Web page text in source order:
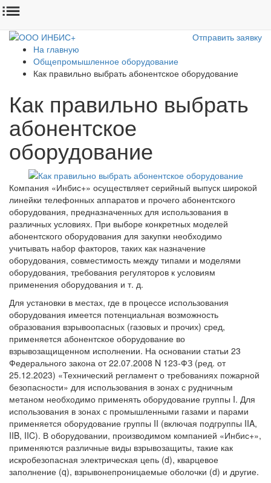
Отправить заявку
На главную
Общепромышленное оборудование
Как правильно выбрать абонентское оборудование
Как правильно выбрать
абонентское
оборудование
Компания «Инбис+» осуществляет серийный выпуск широкой
линейки телефонных аппаратов и прочего абонентского
оборудования, предназначенных для использования в
различных условиях. При выборе конкретных моделей
абонентского оборудования для закупки необходимо
учитывать набор факторов, таких как назначение
оборудования, совместимость между типами и моделями
оборудования, требования регуляторов к условиям
применения оборудования и т. д.
Для установки в местах, где в процессе использования
оборудования имеется потенциальная возможность
образования взрывоопасных (газовых и прочих) сред,
применяется абонентское оборудование во
взрывозащищенном исполнении. На основании статьи 23
Федерального закона от 22.07.2008 N 123-ФЗ (ред. от
25.12.2023) «Технический регламент о требованиях пожарной
безопасности» для использования в зонах с рудничным
метаном необходимо применять оборудование группы I. Для
использования в зонах с промышленными газами и парами
применяется оборудование группы II (включая подгруппы IIA,
IIB, IIC). В оборудовании, производимом компанией «Инбис+»,
применяются различные виды взрывозащиты, такие как
искробезопасная электрическая цепь (d), кварцевое
заполнение (q), взрывонепроницаемые оболочки (d) и другие.